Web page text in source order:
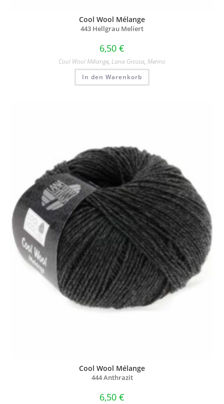
Cool Wool Mélange
443 Hellgrau Meliert
6,50 €
Cool Wool Mélange, Lana Grossa, Merino
In den Warenkorb
Cool Wool Mélange
444 Anthrazit
6,50 €